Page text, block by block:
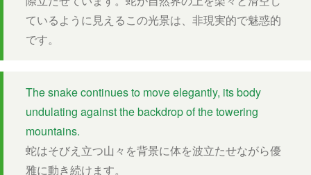
ているように見えるこの光景は、非現実的で魅惑的
です。
The snake continues to move elegantly, its body
undulating against the backdrop of the towering
mountains.
蛇はそびえ立つ山々を背景に体を波立たせながら優
雅に動き続けます。